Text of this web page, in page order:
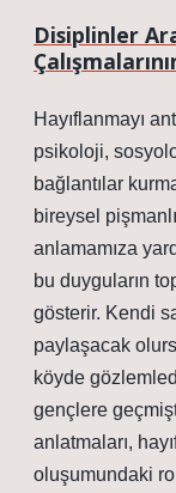
Disiplinler
Hayıflanmayı
psikoloji,
bağlantılar
bireysel
anlamamıza
bu duyguların
gösterir. Kendi
paylaşacak
köyde
gençlere
anlatmaları,
oluşumundaki